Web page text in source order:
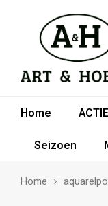
Home ACTIE
Seizoen
Home